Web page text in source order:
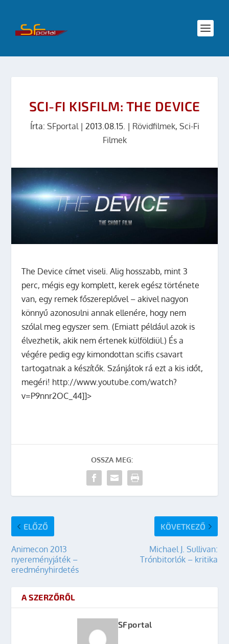
SCI-FI KISFILM: THE DEVICE
Írta: SFportal| 2013.08.15. | Rövidfilmek, Sci-Fi
Filmek
The Device címet viseli. Alig hosszabb, mint 3
perc, mégis egy komplett, kerek egész története
van, egy remek főszereplővel – akivel nagyon
könnyű azonosulni annak ellenére, hogy nem
szólal meg egyszer sem. (Emiatt például azok is
élvezhetik, akik nem értenek külföldiül.) És a
végére pedig egy kimondottan scifis csavart
tartogatnak a készítők. Szánjátok rá ezt a kis időt,
megéri! http://www.youtube.com/watch?
v=P9nnr2OC_44]]>
OSSZA MEG:
ELŐZŐ
Animecon 2013
nyereményjáték –
eredményhirdetés
KÖVETKEZŐ
Michael J. Sullivan:
Trónbitorlók – kritika
A SZERZŐRŐL
SFportal